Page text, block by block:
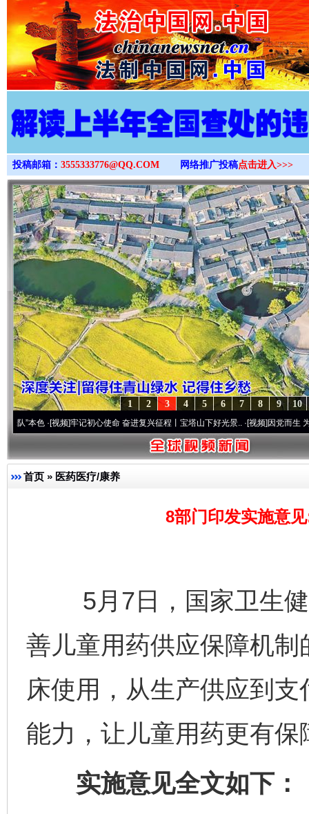
>
投稿邮箱： 3555333776@QQ.COM 网络推广投稿点击进入>>>
10
9
8
7
6
5
4
3
2
1
·[视频]牢记初心使命 奋进复兴征程丨宝塔山下好光景..·[视频]因党而生 为党而战
首页 » 医药医疗/康养
8部门印发实施意
5月7日，国家卫生健
善儿童用药供应保障机
床使用，从生产供应到
能力，让儿童用药更有保
实施意见全文如下：